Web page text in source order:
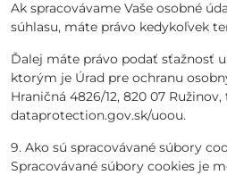
Ak spracovávame Vaše osobné
súhlasu, máte právo kedykoľvek
Ďalej máte právo podať sťažnosť
ktorým je Úrad pre ochranu
Hraničná 4826/12, 820 07 Ružinov,
dataprotection.gov.sk/uoou.
9. Ako sú spracovávané súbory
Spracovávané súbory cookies je